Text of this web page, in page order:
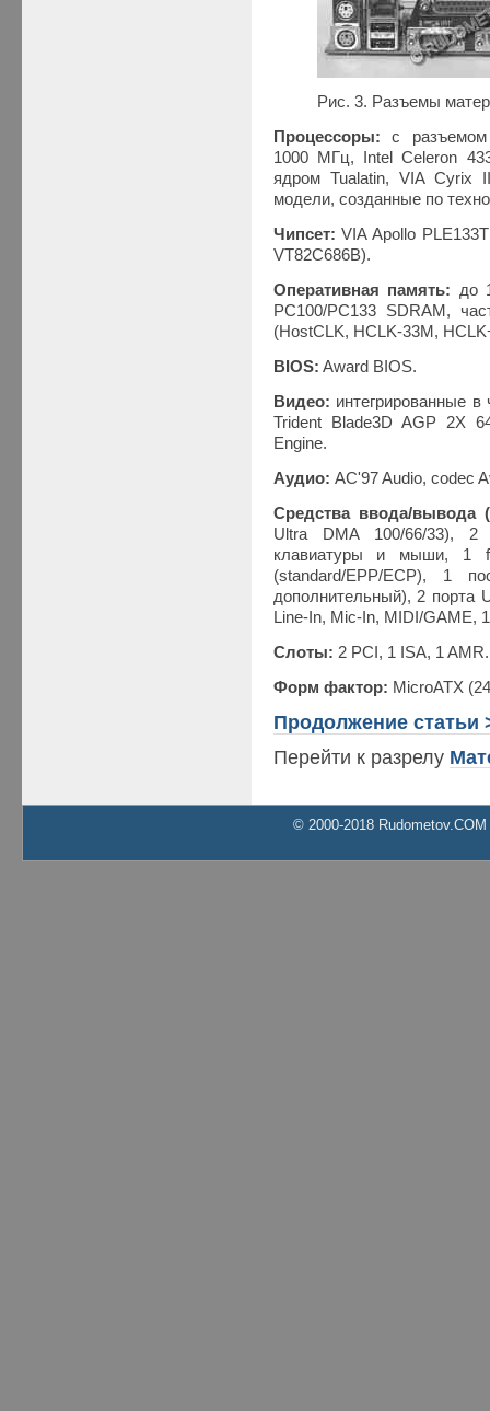
Рис. 3. Разъемы
Процессоры:с
1000 МГц, Intel Celeron
ядром Tualatin, VIA Cyrix
модели, созданные по
Чипсет: VIA Apollo
VT82С686B).
Оперативная память: до
PC100/PC133 SDRAM,
(HostCLK, HCLK-33M,
BIOS: Award BIOS.
Видео: интегрированные
Trident Blade3D AGP 2X
Engine.
Аудио: AC'97 Audio, codec
Средства ввода/вывода
Ultra DMA 100/66/33), 2
клавиатуры и мыши, 1
(standard/EPP/ECP), 1
дополнительный), 2 порта
Line-In, Mic-In, MIDI/GAME,
Слоты: 2 PCI, 1 ISA, 1 AMR.
Форм фактор: MicroATX
Продолжение статьи
Перейти к разрелу
© 2000-2018